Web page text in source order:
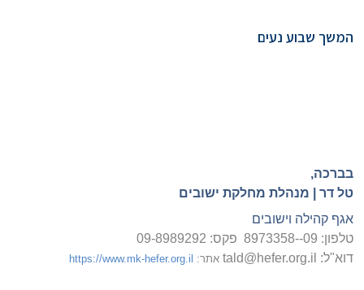
המשך שבוע נעים
בברכה,
טל דר | מנהלת מחלקת ישובים
אגף קהילה וישובים
טלפון: 09--8973358 פקס: 09-8989292
דוא"ל: tald@hefer.org.il אתר: https://www.mk-hefer.org.il